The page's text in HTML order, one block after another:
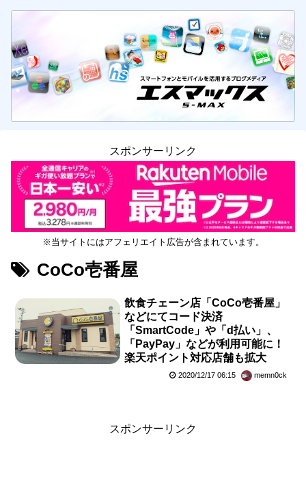
スポンサーリンク
※当サイトにはアフェリエイト広告が含まれています。
CoCo壱番屋
飲食チェーン店「CoCo壱番屋」
などにてコード決済
「SmartCode」や「d払い」、
「PayPay」などが利用可能に！
楽天ポイント対応店舗も拡大
2020/12/17 06:15 memn0ck
スポンサーリンク